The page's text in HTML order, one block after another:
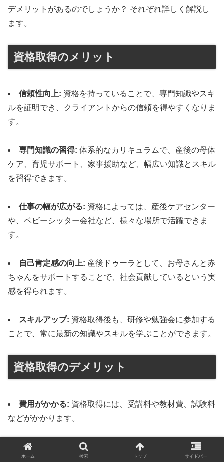
デメリットがあるのでしょうか？ それぞれ詳しく解説し
ます。
資格取得のメリット
信頼性向上: 資格を持っていることで、専門知識やスキ
ルを証明でき、クライアントからの信頼を得やすくなりま
す。
専門知識の習得: 体系的なカリキュラムで、産後の母体
ケア、育児サポート、家事援助など、幅広い知識とスキル
を習得できます。
仕事の幅が広がる: 資格によっては、産後ケアセンター
や、ベビーシッター会社など、様々な場所で活躍できま
す。
自己肯定感の向上: 産後ドゥーラとして、お母さんと赤
ちゃんをサポートすることで、社会貢献しているという実
感を得られます。
スキルアップ: 資格取得後も、研修や勉強会に参加する
ことで、常に最新の知識やスキルを学ぶことができます。
資格取得のデメリット
費用がかかる: 資格取得には、受講料や教材費、試験料
などがかかります。
時間が必要: 講座の受講や試験勉強に時間が必要です。
ホーム 検索 トップ サイドバー